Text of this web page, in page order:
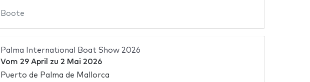
Boote
Palma International Boat Show 2026
Vom 29 April zu 2 Mai 2026
Puerto de Palma de Mallorca